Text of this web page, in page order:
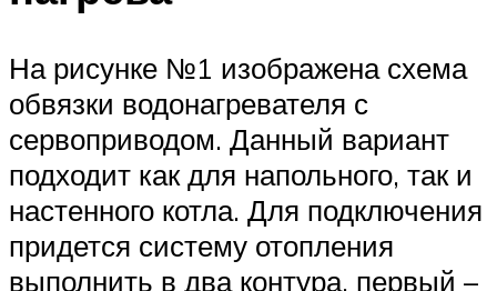
На рисунке №1 изображена схема
обвязки водонагревателя с
сервоприводом. Данный вариант
подходит как для напольного, так и
настенного котла. Для подключения
придется систему отопления
выполнить в два контура, первый –